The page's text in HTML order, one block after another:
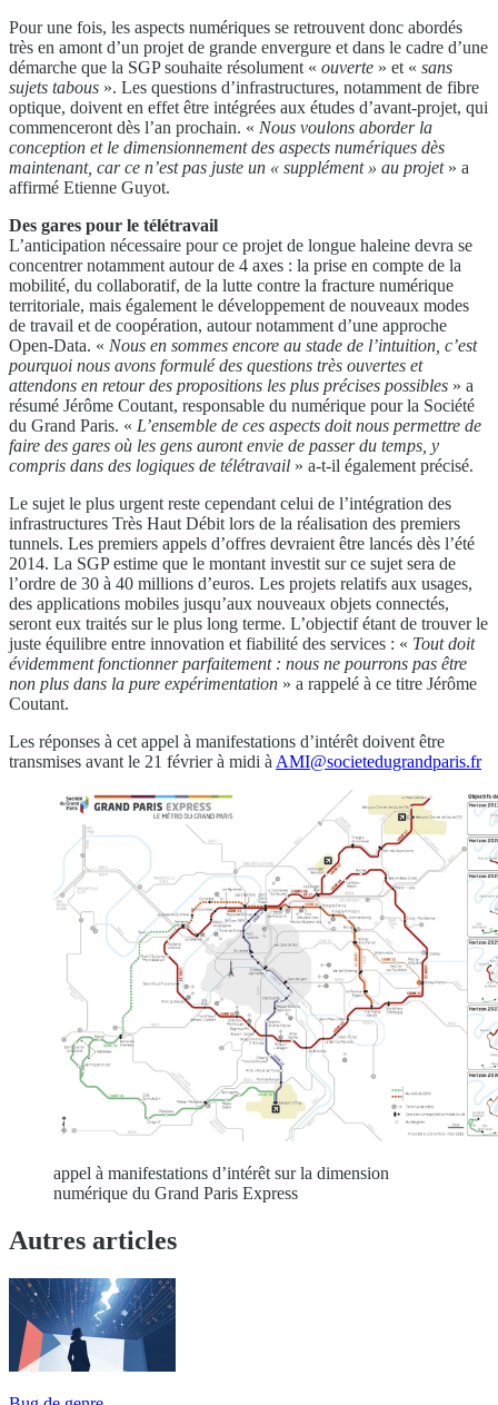
Pour une fois, les aspects numériques se retrouvent donc abordés
très en amont d’un projet de grande envergure et dans le cadre d’une
démarche que la SGP souhaite résolument « ouverte » et « sans
sujets tabous ». Les questions d’infrastructures, notamment de fibre
optique, doivent en effet être intégrées aux études d’avant-projet, qui
commenceront dès l’an prochain. « Nous voulons aborder la
conception et le dimensionnement des aspects numériques dès
maintenant, car ce n’est pas juste un « supplément » au projet » a
affirmé Etienne Guyot.
Des gares pour le télétravail
L’anticipation nécessaire pour ce projet de longue haleine devra se
concentrer notamment autour de 4 axes : la prise en compte de la
mobilité, du collaboratif, de la lutte contre la fracture numérique
territoriale, mais également le développement de nouveaux modes
de travail et de coopération, autour notamment d’une approche
Open-Data. « Nous en sommes encore au stade de l’intuition, c’est
pourquoi nous avons formulé des questions très ouvertes et
attendons en retour des propositions les plus précises possibles » a
résumé Jérôme Coutant, responsable du numérique pour la Société
du Grand Paris. « L’ensemble de ces aspects doit nous permettre de
faire des gares où les gens auront envie de passer du temps, y
compris dans des logiques de télétravail » a-t-il également précisé.
Le sujet le plus urgent reste cependant celui de l’intégration des
infrastructures Très Haut Débit lors de la réalisation des premiers
tunnels. Les premiers appels d’offres devraient être lancés dès l’été
2014. La SGP estime que le montant investit sur ce sujet sera de
l’ordre de 30 à 40 millions d’euros. Les projets relatifs aux usages,
des applications mobiles jusqu’aux nouveaux objets connectés,
seront eux traités sur le plus long terme. L’objectif étant de trouver le
juste équilibre entre innovation et fiabilité des services : « Tout doit
évidemment fonctionner parfaitement : nous ne pourrons pas être
non plus dans la pure expérimentation » a rappelé à ce titre Jérôme
Coutant.
Les réponses à cet appel à manifestations d’intérêt doivent être
transmises avant le 21 février à midi à AMI@societedugrandparis.fr
appel à manifestations d’intérêt sur la dimension
numérique du Grand Paris Express
Autres articles